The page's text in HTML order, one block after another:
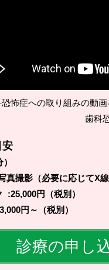
怖症への取り組みの動
歯科
安
真撮影（必要に応じてX
:25,000円（税別）
円～（税別）
診療の申し